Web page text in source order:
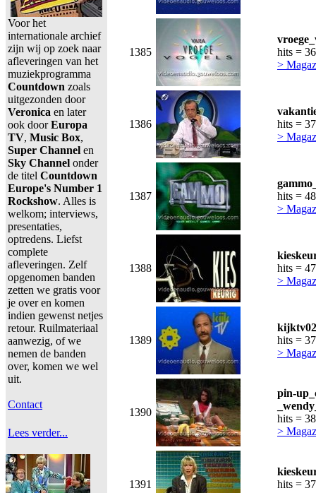
Voor het
internationale archief
zijn wij op zoek naar
afleveringen van het
muziekprogramma
Countdown zoals
uitgezonden door
Veronica en later
ook doorEuropa
TV, Music Box,
Super Channel en
Sky Channel onder
de titel Countdown
Europe's Number 1
Rockshow. Alles is
welkom; interviews,
presentaties,
optredens. Liefst
complete
afleveringen. Zelf
opgenomen banden
zetten we gratis voor
je over en komen
indien gewenst netjes
retour. Ruilmateriaal
aanwezig, of we
nemen de banden
over, komen we wel
uit.
Contact
Lees verder...
1385
hits =
>
1386
hits =
>
1387
hits =
>
1388
hits =
>
1389
hits =
>
1390
pin-
hits =
>
1391
hits =